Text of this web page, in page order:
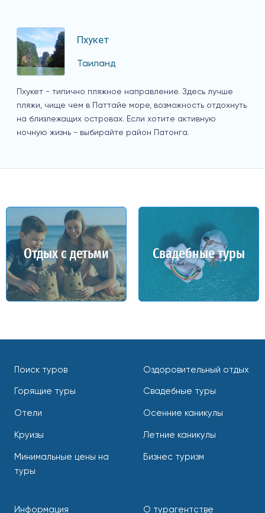
Пхукет
Таиланд
Пхукет - типично пляжное направление. Здесь лучше
пляжи, чище чем в Паттайе море, возможность отдохнуть
на близлежащих островах. Если хотите активную
ночную жизнь - выбирайте район Патонга.
Отдых с детьми Свадебные туры
Поиск туров
Горящие туры
Отели
Круизы
Минимальные цены на
туры
Оздоровительный отдых
Свадебные туры
Осенние каникулы
Летние каникулы
Бизнес туризм
Информация О турагентстве